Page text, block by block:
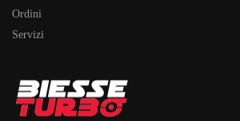
Ordini
Servizi